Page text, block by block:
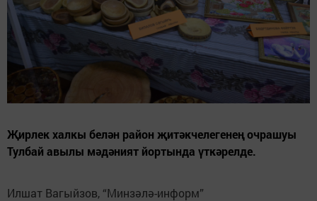
Җирлек халкы белән район җитәкчелегенең очрашуы
Тулбай авылы мәдәният йортында үткәрелде.
Илшат Вагыйзов, “Минзәлә-информ”